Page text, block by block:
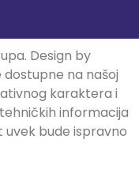
Design by
na našoj
karaktera i
informacija
uvek bude ispravno